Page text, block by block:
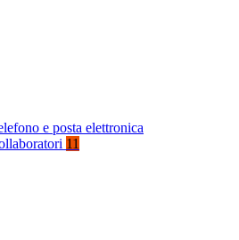
e posta elettronica
11